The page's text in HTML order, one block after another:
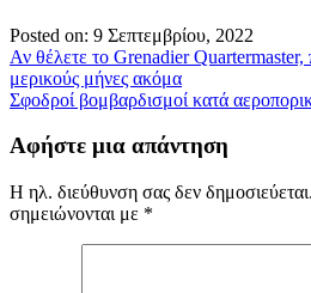
Posted on: 9 Σεπτεμβρίου, 2022
Πλοήγηση
άρθρων
Αν θέλετε το Grenadier Quartermaster,
μερικούς μήνες ακόμα
Σφοδροί βομβαρδισμοί κατά
Αφήστε μια απάντηση
Η ηλ. διεύθυνση σας δεν δημοσιεύεται.
σημειώνονται με *